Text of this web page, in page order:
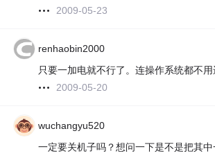
2009-05-23
renhaobin2000
只要一加电就不行了。连操作系统都不用
2009-05-20
wuchangyu520
一定要关机子吗？想问一下是不是把其中